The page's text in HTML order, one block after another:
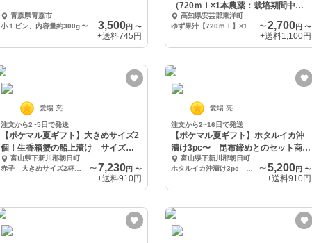
青森県青森市
小１ビン、内容量約300g 〜 3,500円 〜
+送料745円
（720ｍｌ×1本農薬：栽培期間中不
使用）
高知県安芸郡東洋町
〜 2,700円〜
+送料1,100円
愛場 亮
注文から2~5日で発送
【ポケマル夏ギフト】大きめサイズ2
個！生香箱蟹の船上漬け サイズ
200g〜
富山県下新川郡朝日町
赤子 大きめサイズ2杯 香箱蟹船上漬け
〜 7,230円 〜
+送料910円
愛場 亮
注文から2~16日で発送
【ポケマル夏ギフト】ホタルイカ沖
漬け3pc〜 昆布締めとのセット商品
などもあり！
富山県下新川郡朝日町
〜 5,200円〜
+送料910円